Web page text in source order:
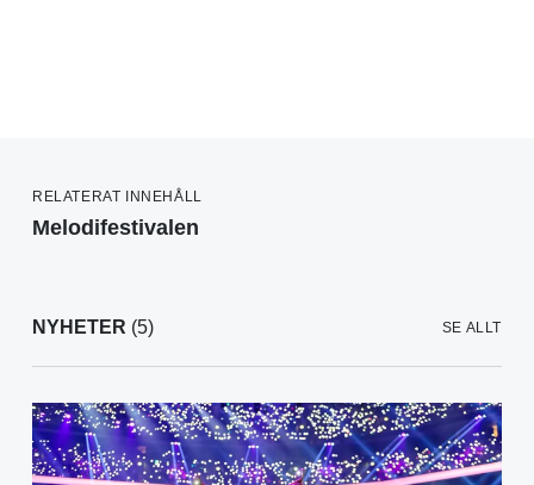
RELATERAT INNEHÅLL
Melodifestivalen
NYHETER (5) SE ALLT